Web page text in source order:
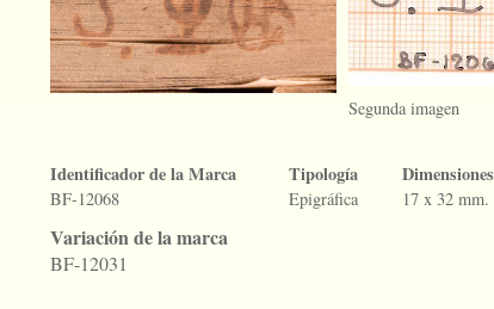
Segunda imagen
Identificador de la Marca
BF-12068
Tipología
Epigráfica
Dimensiones
17 x 32 mm.
Variación de la marca
BF-12031